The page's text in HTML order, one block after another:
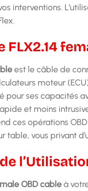
interventions.
FLX2.14
est le câble de
moteur
pour ses capacités
et moins
ces opérations
table, vous privant
OBD cableà